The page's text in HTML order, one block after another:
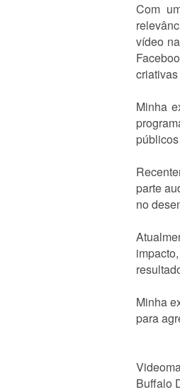
Com
vídeo
Minha
parte
no
Minha
para
Buffalo